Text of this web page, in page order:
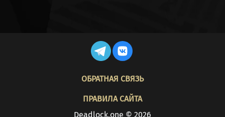
ОБРАТНАЯ СВЯЗЬ
ПРАВИЛА САЙТА
Deadlock.one © 2026